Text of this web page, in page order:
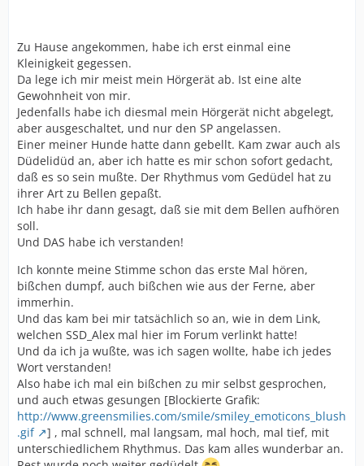
Zu Hause angekommen, habe ich erst einmal eine
Kleinigkeit gegessen.
Da lege ich mir meist mein Hörgerät ab. Ist eine alte
Gewohnheit von mir.
Jedenfalls habe ich diesmal mein Hörgerät nicht abgelegt,
aber ausgeschaltet, und nur den SP angelassen.
Einer meiner Hunde hatte dann gebellt. Kam zwar auch als
Düdelidüd an, aber ich hatte es mir schon sofort gedacht,
daß es so sein mußte. Der Rhythmus vom Gedüdel hat zu
ihrer Art zu Bellen gepaßt.
Ich habe ihr dann gesagt, daß sie mit dem Bellen aufhören
soll.
Und DAS habe ich verstanden!
Ich konnte meine Stimme schon das erste Mal hören,
bißchen dumpf, auch bißchen wie aus der Ferne, aber
immerhin.
Und das kam bei mir tatsächlich so an, wie in dem Link,
welchen SSD_Alex mal hier im Forum verlinkt hatte!
Und da ich ja wußte, was ich sagen wollte, habe ich jedes
Wort verstanden!
Also habe ich mal ein bißchen zu mir selbst gesprochen,
und auch etwas gesungen [Blockierte Grafik:
http://www.greensmilies.com/smile/smiley_emoticons_blush
.gif
] , mal schnell, mal langsam, mal hoch, mal tief, mit
unterschiedlichem Rhythmus. Das kam alles wunderbar an.